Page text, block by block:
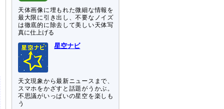
天体画像に埋もれた微細な情報を
最大限に引き出し、不要なノイズ
は徹底的に除去して美しい天体写
真に仕上げる
星空ナビ
天文現象から最新ニュースまで、
スマホをかざすと話題がうかぶ。
不思議がいっぱいの星空を楽しも
う